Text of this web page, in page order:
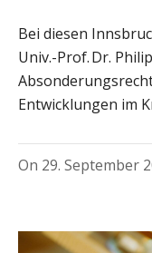
Bei diesen
Univ.-Prof. Dr.
Entwicklungen im
On 29. September